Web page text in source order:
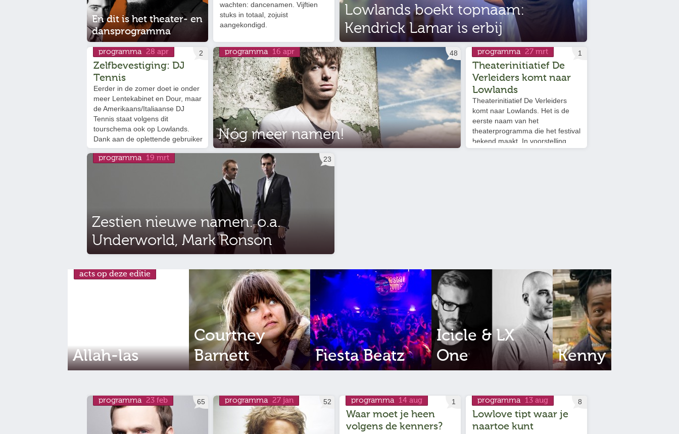
En dit is het theater- en
dansprogramma
wachten: dancenamen. Vijftien
stuks in totaal, zojuist
aangekondigd.
Lowlands boekt topnaam:
Kendrick Lamar is erbij
programma 28 apr
Zelfbevestiging: DJ
Tennis
Eerder in de zomer doet ie onder
meer Lentekabinet en Dour, maar
de Amerikaans/Italiaanse DJ
Tennis staat volgens dit
tourschema ook op Lowlands.
Dank aan de oplettende gebruiker
van het FOK-forum.
2 programma 16 apr
Nóg meer namen!
48 programma 27 mrt
Theaterinitiatief De
Verleiders komt naar
Lowlands
Theaterinitiatief De Verleiders
komt naar Lowlands. Het is de
eerste naam van het
theaterprogramma die het festival
bekend maakt. In voorstelling
1
programma 19 mrt
Zestien nieuwe namen: o.a.
Underworld, Mark Ronson
23
acts op deze editie
Allah-las
Courtney
Barnett
Fiesta Beatz
Icicle & LX
One
Kenny B
programma 23 feb 65 programma 27 jan 52 programma 14 aug
Waar moet je heen
volgens de kenners?
1 programma 13 aug
Lowlove tipt waar je
naartoe kunt
8